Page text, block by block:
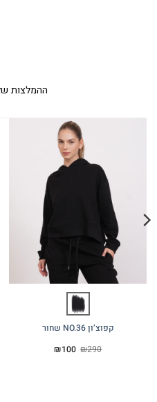
ההמלצות
קפוצ’ון NO.36 שחור
₪290 המחיר
₪100 המחיר